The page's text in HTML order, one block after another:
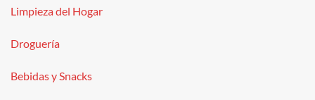
Limpieza del Hogar
Droguería
Bebidas y Snacks